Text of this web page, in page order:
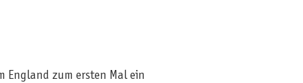
England zum ersten Mal ein